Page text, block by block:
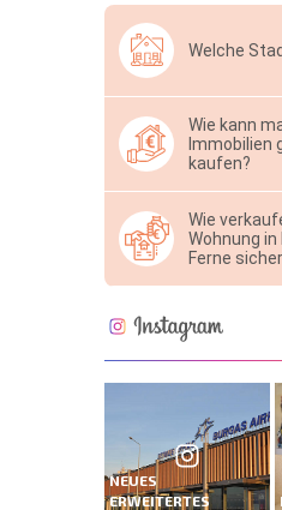
Welche
Wie kann
Immobilien
kaufen?
Wie
Wohnung
Ferne
NEUES
ERWEITERTES